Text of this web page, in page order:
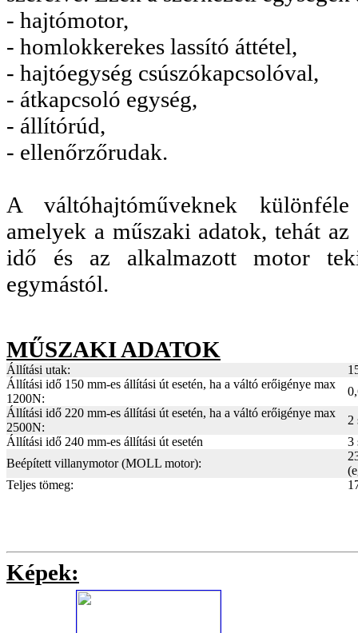
- hajtómotor,
- homlokkerekes lassító áttétel,
- hajtóegység csúszókapcsolóval,
- átkapcsoló egység,
- állítórúd,
- ellenőrzőrudak.
A váltóhajtóműveknek
amelyek a műszaki adatok, tehát
idő és az alkalmazott motor
egymástól.
MŰSZAKI ADATOK
Állítási utak:
Állítási idő 150 mm-es állítási út esetén, ha a váltó erőigénye max
1200N:
Állítási idő 220 mm-es állítási út esetén, ha a váltó erőigénye max
2500N:
2
Állítási idő 240 mm-es állítási út esetén
3
Beépített villanymotor (MOLL motor):
Teljes tömeg:
Képek: